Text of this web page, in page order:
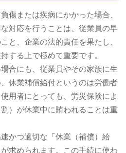
傷または疾病にかかった場合、
対応を行うことは、従業員の早
と、企業の法的責任を果たし、
する上で極めて重要です。
合にも、従業員やその家族に生
休業補償給付というのは労働者
用者にとっても、労災保険によ
）が休業中に賄われることは重
かつ適切な「休業（補償）給
求められます。この手続に使わ